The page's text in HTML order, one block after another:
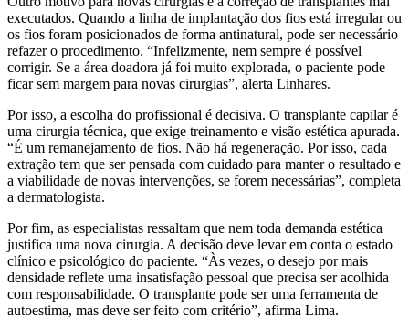
executados. Quando a linha de implantação dos fios está irregular ou
os fios foram posicionados de forma antinatural, pode ser necessário
refazer o procedimento. “Infelizmente, nem sempre é possível
corrigir. Se a área doadora já foi muito explorada, o paciente pode
ficar sem margem para novas cirurgias”, alerta Linhares.
Por isso, a escolha do profissional é decisiva. O transplante capilar é
uma cirurgia técnica, que exige treinamento e visão estética apurada.
“É um remanejamento de fios. Não há regeneração. Por isso, cada
extração tem que ser pensada com cuidado para manter o resultado e
a viabilidade de novas intervenções, se forem necessárias”, completa
a dermatologista.
Por fim, as especialistas ressaltam que nem toda demanda estética
justifica uma nova cirurgia. A decisão deve levar em conta o estado
clínico e psicológico do paciente. “Às vezes, o desejo por mais
densidade reflete uma insatisfação pessoal que precisa ser acolhida
com responsabilidade. O transplante pode ser uma ferramenta de
autoestima, mas deve ser feito com critério”, afirma Lima.